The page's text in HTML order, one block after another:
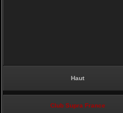
Haut
Club Supra France